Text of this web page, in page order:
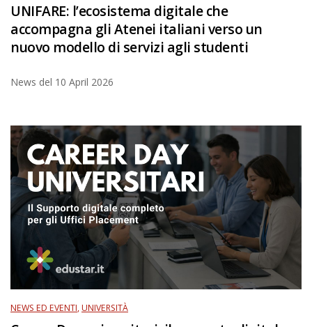
UNIFARE: l’ecosistema digitale che
accompagna gli Atenei italiani verso un
nuovo modello di servizi agli studenti
News del 10 April 2026
NEWS ED EVENTI,UNIVERSITÀ